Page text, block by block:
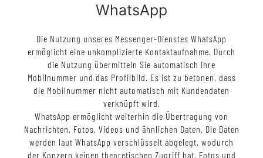
WhatsApp
Die Nutzung unseres Messenger-Dienstes WhatsApp
ermöglicht eine unkomplizierte Kontaktaufnahme. Durch
die Nutzung übermitteln Sie automatisch Ihre
Mobilnummer und das Profilbild. Es ist zu betonen, dass
die Mobilnummer nicht automatisch mit Kundendaten
verknüpft wird.
WhatsApp ermöglicht weiterhin die Übertragung von
Nachrichten, Fotos, Videos und ähnlichen Daten. Die Daten
werden laut WhatsApp verschlüsselt abgelegt, wodurch
der Konzern keinen theoretischen Zugriff hat. Fotos und